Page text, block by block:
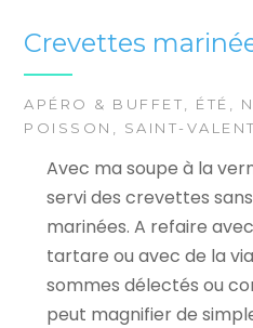
Crevettes
APÉRO & BUFFET ÉTÉ
POISSON
SAINT-
Avec ma soupe à la
servi des crevettes
marinées. A refaire
tartare ou avec de la
sommes délectés ou
peut magnifier de